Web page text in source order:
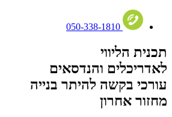
050-338-1810
תכנית הליווי
לאדריכלים והנדסאים
עורכי בקשה להיתר בנייה
מחזור אחרון